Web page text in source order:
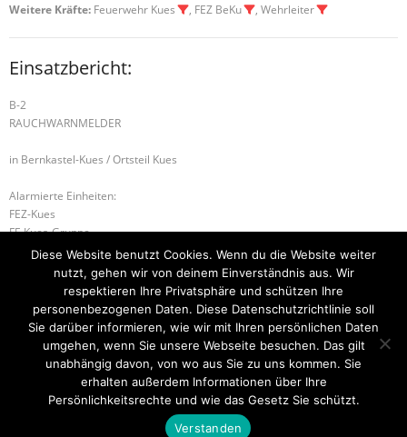
Weitere Kräfte: Feuerwehr Kues , FEZ BeKu , Wehrleiter
Einsatzbericht:
B-2
RAUCHWARNMELDER
in Bernkastel-Kues / Ortsteil Kues
Alarmierte Einheiten:
FEZ-Kues
FF-Kues-Gruppe
WL-Bernkastel-Kues
H-1 TIERRETTUNG in Wintrich / Ortsteil Wintrich
B-2 BRANDMELDEANLAGE
Startseite Einsätze Mitglied werden Über uns
Kontakt
Think Up Themes Ltd. Powered by
Diese Website benutzt Cookies. Wenn du die Website weiter
nutzt, gehen wir von deinem Einverständnis aus. Wir
respektieren Ihre Privatsphäre und schützen Ihre
personenbezogenen Daten. Diese Datenschutzrichtlinie soll
Sie darüber informieren, wie wir mit Ihren persönlichen Daten
umgehen, wenn Sie unsere Webseite besuchen. Das gilt
unabhängig davon, von wo aus Sie zu uns kommen. Sie
erhalten außerdem Informationen über Ihre
Persönlichkeitsrechte und wie das Gesetz Sie schützt.
Verstanden